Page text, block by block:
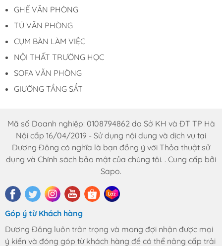
GHẾ VĂN PHÒNG
TỦ VĂN PHÒNG
CỤM BÀN LÀM VIỆC
NỘI THẤT TRƯỜNG HỌC
SOFA VĂN PHÒNG
GIƯỜNG TẦNG SẮT
Mã số Doanh nghiệp: 0108794862 do Sở KH và ĐT TP Hà
Nội cấp 16/04/2019 - Sử dụng nội dung và dịch vụ tại
Dương Đông có nghĩa là bạn đồng ý với Thỏa thuật sử
dụng và Chính sách bảo mật của chúng tôi. . Cung cấp bởi
Sapo.
Góp ý từ Khách hàng
Dương Đông luôn trân trọng và mong đợi nhận được mọi
ý kiến và đóng góp từ khách hàng để có thể nâng cấp trải